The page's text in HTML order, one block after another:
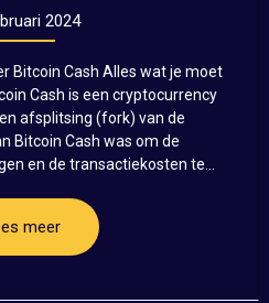
2024
Bitcoin Cash Alles wat je moet
Cash is een cryptocurrency
afsplitsing (fork) van de
Bitcoin Cash was om de
en de transactiekosten te...
meer